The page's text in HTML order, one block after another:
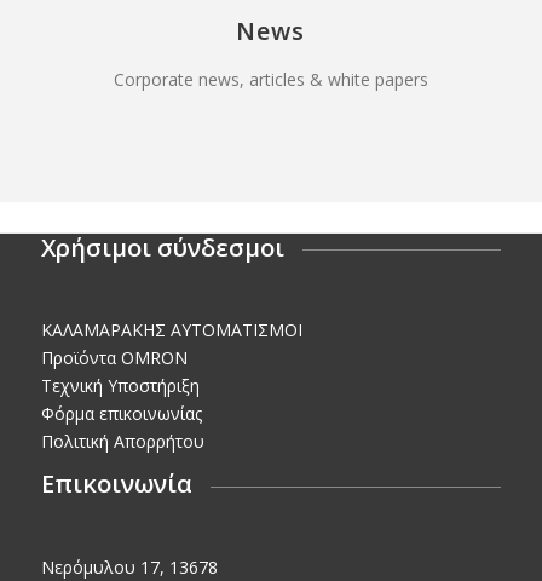
News
Corporate news, articles & white papers
Χρήσιμοι σύνδεσμοι
KΑΛΑΜΑΡΑΚΗΣ AΥΤΟΜΑΤΙΣΜΟΙ
Προϊόντα OMRON
Τεχνική Υποστήριξη
Φόρμα επικοινωνίας
Πολιτική Απορρήτου
Επικοινωνία
Νερόμυλου 17, 13678